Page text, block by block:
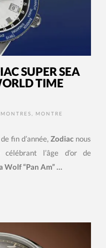
SUPER SEA
TIME
MONTRES
MONTRE
fin d’année, Zodiac nous
l’âge d’or de
Wolf “Pan Am” …